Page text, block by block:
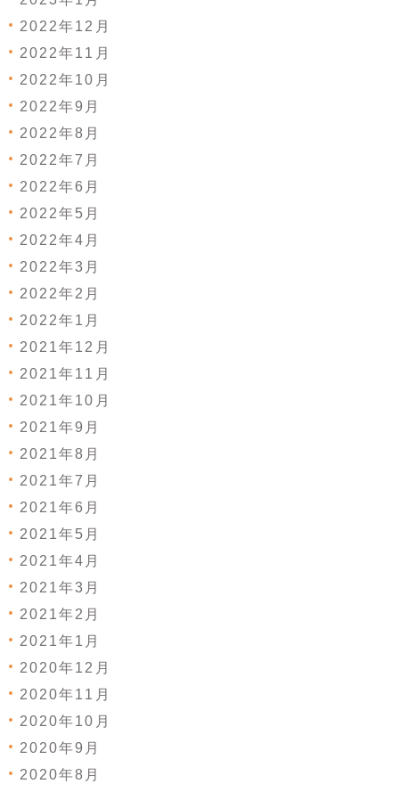
2022年12月
2022年11月
2022年10月
2022年9月
2022年8月
2022年7月
2022年6月
2022年5月
2022年4月
2022年3月
2022年2月
2022年1月
2021年12月
2021年11月
2021年10月
2021年9月
2021年8月
2021年7月
2021年6月
2021年5月
2021年4月
2021年3月
2021年2月
2021年1月
2020年12月
2020年11月
2020年10月
2020年9月
2020年8月